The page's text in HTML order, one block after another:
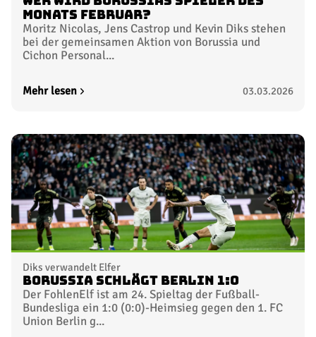
Monats Februar?
Moritz Nicolas, Jens Castrop und Kevin Diks stehen
bei der gemeinsamen Aktion von Borussia und
Cichon Personal...
Mehr lesen 03.03.2026
Diks verwandelt Elfer
Borussia schlägt Berlin 1:0
Der FohlenElf ist am 24. Spieltag der Fußball-
Bundesliga ein 1:0 (0:0)-Heimsieg gegen den 1. FC
Union Berlin g...